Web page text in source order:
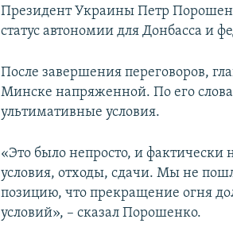
Президент Украины Петр
статус автономии для Донбасса и
После завершения переговоров,
Минске напряженной. По его
ультимативные условия.
«Это было непросто, и
условия, отходы, сдачи. Мы не
позицию, что прекращение огня
условий», – сказал Порошенко.